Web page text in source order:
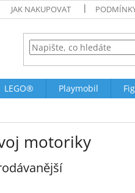
JAK NAKUPOVAT
LEGO® Playmobil
motoriky